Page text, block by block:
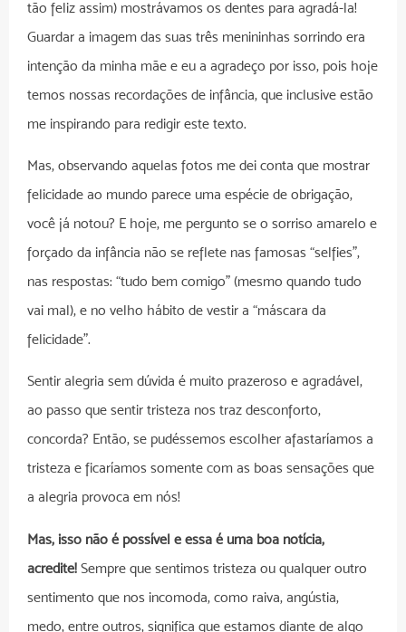
tão feliz assim) mostrávamos os dentes para agradá-la!
Guardar a imagem das suas três menininhas sorrindo era
intenção da minha mãe e eu a agradeço por isso, pois hoje
temos nossas recordações de infância, que inclusive estão
me inspirando para redigir este texto.
Mas, observando aquelas fotos me dei conta que mostrar
felicidade ao mundo parece uma espécie de obrigação,
você já notou? E hoje, me pergunto se o sorriso amarelo e
forçado da infância não se reflete nas famosas “selfies”,
nas respostas: “tudo bem comigo” (mesmo quando tudo
vai mal), e no velho hábito de vestir a “máscara da
felicidade”.
Sentir alegria sem dúvida é muito prazeroso e agradável,
ao passo que sentir tristeza nos traz desconforto,
concorda? Então, se pudéssemos escolher afastaríamos a
tristeza e ficaríamos somente com as boas sensações que
a alegria provoca em nós!
Mas, isso não é possível e essa é uma boa notícia,
acredite! Sempre que sentimos tristeza ou qualquer outro
sentimento que nos incomoda, como raiva, angústia,
medo, entre outros, significa que estamos diante de algo